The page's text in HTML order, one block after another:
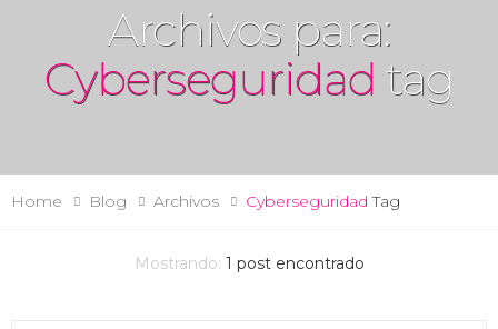
Archivos para:
Cyberseguridad tag
Home Blog Archivos Cyberseguridad Tag
Mostrando: 1 post encontrado